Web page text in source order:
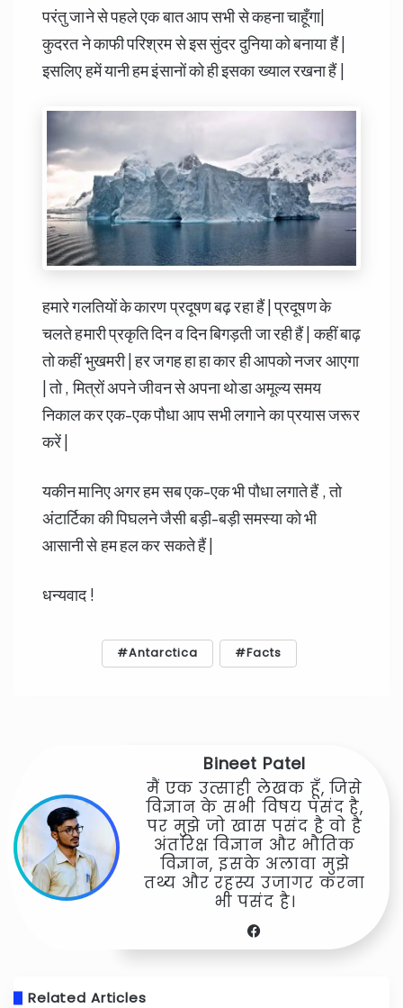
परंतु जाने से पहले एक बात आप सभी से कहना चाहूँगा|
कुदरत ने काफी परिश्रम से इस सुंदर दुनिया को बनाया हैं |
इसलिए हमें यानी हम इंसानों को ही इसका ख्याल रखना हैं |
हमारे गलतियों के कारण प्रदूषण बढ़ रहा हैं | प्रदूषण के
चलते हमारी प्रकृति दिन व दिन बिगड़ती जा रही हैं | कहीं बाढ़
तो कहीं भुखमरी | हर जगह हा हा कार ही आपको नजर आएगा
| तो , मित्रों अपने जीवन से अपना थोडा अमूल्य समय
निकाल कर एक-एक पौधा आप सभी लगाने का प्रयास जरूर
करें |
यकीन मानिए अगर हम सब एक-एक भी पौधा लगाते हैं , तो
अंटार्टिका की पिघलने जैसी बड़ी-बड़ी समस्या को भी
आसानी से हम हल कर सकते हैं |
धन्यवाद !
Antarctica Facts
Bineet Patel
मैं एक उत्साही लेखक हूँ, जिसे
विज्ञान के सभी विषय पसंद है,
पर मुझे जो खास पसंद है वो है
अंतरिक्ष विज्ञान और भौतिक
विज्ञान, इसके अलावा मुझे
तथ्य और रहस्य उजागर करना
भी पसंद है।
Related Articles